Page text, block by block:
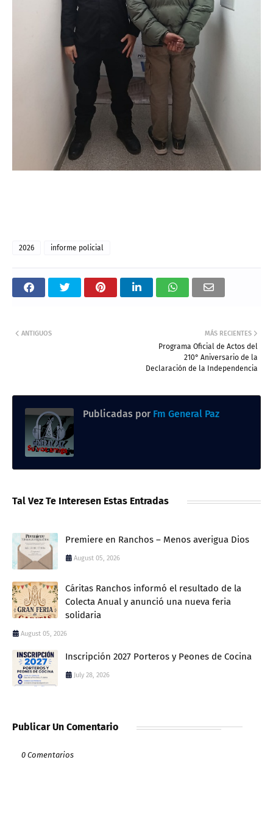
2026 informe policial
MÁS RECIENTES
Programa Oficial de Actos del
210° Aniversario de la
Declaración de la Independencia
ANTIGUOS
Publicadas por Fm General Paz
Tal Vez Te Interesen Estas Entradas
Premiere en Ranchos – Menos averigua Dios
August 05, 2026
Cáritas Ranchos informó el resultado de la
Colecta Anual y anunció una nueva feria
solidaria
August 05, 2026
Inscripción 2027 Porteros y Peones de Cocina
July 28, 2026
Publicar Un Comentario
0 Comentarios